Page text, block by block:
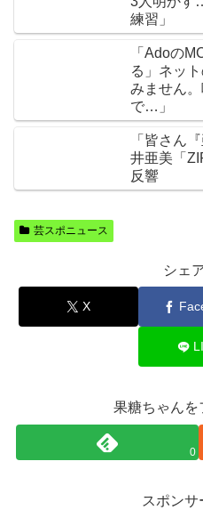
練習」
「Adoの
る」ネッ
みません
で…」
「皆さん
井亜美「
反響
芸スポニュース
シェ
X
果糖ちゃんを
0
スポンサ